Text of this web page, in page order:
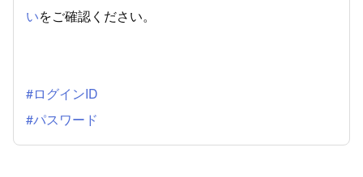
いをご確認ください。
#ログインID
#パスワード